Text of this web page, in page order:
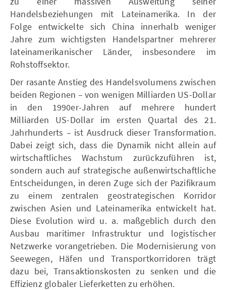
Handelsbeziehungen mit Lateinamerika. In der
Folge entwickelte sich China innerhalb weniger
Jahre zum wichtigsten Handelspartner mehrerer
lateinamerikanischer Länder, insbesondere im
Rohstoffsektor.
Der rasante Anstieg des Handelsvolumens zwischen
beiden Regionen – von wenigen Milliarden US-Dollar
in den 1990er-Jahren auf mehrere hundert
Milliarden US-Dollar im ersten Quartal des 21.
Jahrhunderts – ist Ausdruck dieser Transformation.
Dabei zeigt sich, dass die Dynamik nicht allein auf
wirtschaftliches Wachstum zurückzuführen ist,
sondern auch auf strategische außenwirtschaftliche
Entscheidungen, in deren Zuge sich der Pazifikraum
zu einem zentralen geostrategischen Korridor
zwischen Asien und Lateinamerika entwickelt hat.
Diese Evolution wird u. a. maßgeblich durch den
Ausbau maritimer Infrastruktur und logistischer
Netzwerke vorangetrieben. Die Modernisierung von
Seewegen, Häfen und Transportkorridoren trägt
dazu bei, Transaktionskosten zu senken und die
Effizienz globaler Lieferketten zu erhöhen.